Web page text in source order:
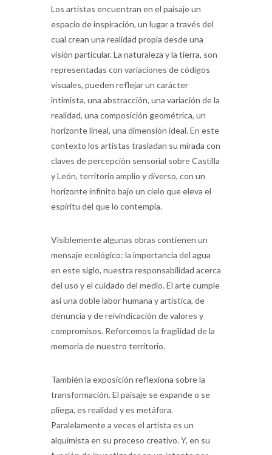
Los artistas encuentran en el paisaje un
espacio de inspiración, un lugar a través del
cual crean una realidad propia desde una
visión particular. La naturaleza y la tierra, son
representadas con variaciones de códigos
visuales, pueden reflejar un carácter
intimista, una abstracción, una variación de la
realidad, una composición geométrica, un
horizonte lineal, una dimensión ideal. En este
contexto los artistas trasladan su mirada con
claves de percepción sensorial sobre Castilla
y León, territorio amplio y diverso, con un
horizonte infinito bajo un cielo que eleva el
espíritu del que lo contempla.
Visiblemente algunas obras contienen un
mensaje ecológico: la importancia del agua
en este siglo, nuestra responsabilidad acerca
del uso y el cuidado del medio. El arte cumple
así una doble labor humana y artística, de
denuncia y de reivindicación de valores y
compromisos. Reforcemos la fragilidad de la
memoria de nuestro territorio.
También la exposición reflexiona sobre la
transformación. El paisaje se expande o se
pliega, es realidad y es metáfora.
Paralelamente a veces el artista es un
alquimista en su proceso creativo. Y, en su